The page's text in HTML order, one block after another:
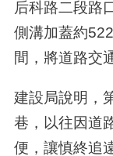
后科路二段路
側溝加蓋約
間，將道路交
建設局說明，
巷，以往因道
便，讓慎終追